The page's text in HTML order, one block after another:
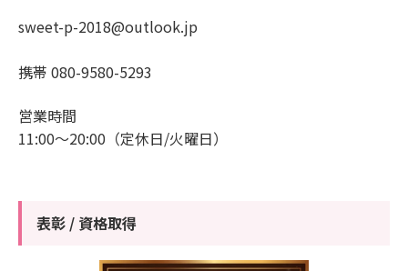
sweet-p-2018@outlook.jp
携帯 080-9580-5293
営業時間
11:00～20:00（定休日/火曜日）
表彰 / 資格取得